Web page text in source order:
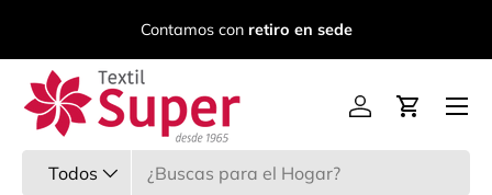
Ir al contenido
Contamos conretiro en sede
Todos
Iniciar sesión
Carrito
Menú